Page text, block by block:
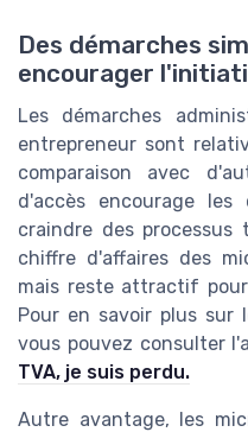
Des démarches
encourager
Les démarches
entrepreneur sont
comparaison avec
d'accès encourage
craindre des processus
chiffre d'affaires des
mais reste attractif
Pour en savoir plus sur
vous pouvez consulter
TVA, je suis perdu.
Autre avantage, les